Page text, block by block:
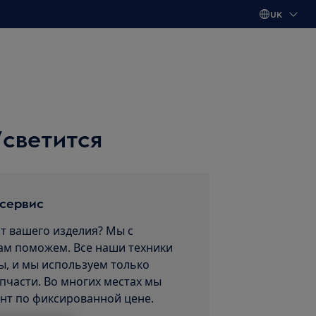
UK
вашего изделия? Мы с
поможем. Все наши техники
и мы используем только
Во многих местах мы
по фиксированной цене.